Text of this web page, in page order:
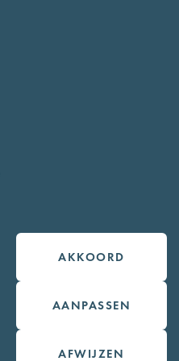
AKKOORD
AANPASSEN
AFWIJZEN